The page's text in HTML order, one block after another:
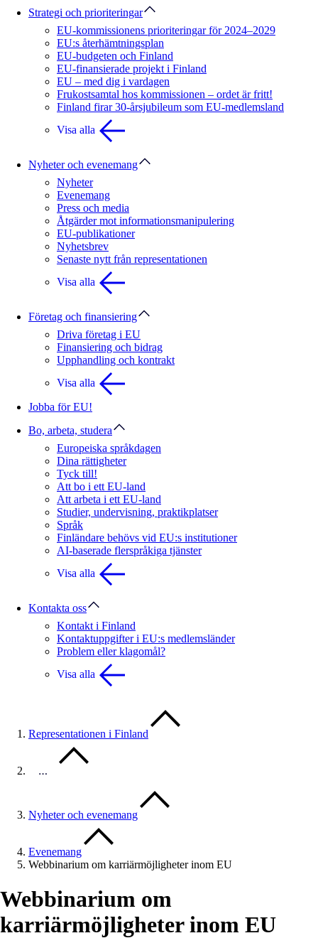
Strategi och prioriteringar
EU-kommissionens prioriteringar för 2024–2029
EU:s återhämtningsplan
EU-budgeten och Finland
EU-finansierade projekt i Finland
EU – med dig i vardagen
Frukostsamtal hos kommissionen – ordet är fritt!
Finland firar 30-årsjubileum som EU-medlemsland
Visa alla
Nyheter och evenemang
Nyheter
Evenemang
Press och media
Åtgärder mot informationsmanipulering
EU-publikationer
Nyhetsbrev
Senaste nytt från representationen
Visa alla
Företag och finansiering
Driva företag i EU
Finansiering och bidrag
Upphandling och kontrakt
Visa alla
Jobba för EU!
Bo, arbeta, studera
Europeiska språkdagen
Dina rättigheter
Tyck till!
Att bo i ett EU-land
Att arbeta i ett EU-land
Studier, undervisning, praktikplatser
Språk
Finländare behövs vid EU:s institutioner
AI-baserade flerspråkiga tjänster
Visa alla
Kontakta oss
Kontakt i Finland
Kontaktuppgifter i EU:s medlemsländer
Problem eller klagomål?
Visa alla
Representationen i Finland
…
Nyheter och evenemang
Evenemang
Webbinarium om karriärmöjligheter inom EU
Webbinarium om
karriärmöjligheter inom EU